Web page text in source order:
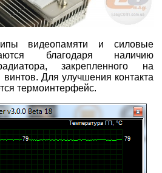
видеопамяти и силовые
благодаря наличию
закрепленного на
Для улучшения контакта
термоинтерфейс.